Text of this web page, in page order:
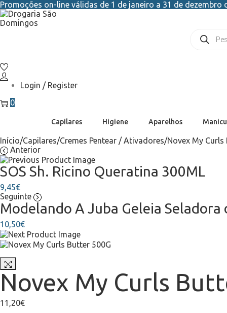
Promoções on-line válidas de 1 de janeiro a 31 de
Login / Register
0
Capilares Higiene Aparelhos
Início/Capilares/Cremes Pentear / Ativadores/Novex My Curls
Anterior
SOS Sh. Ricino Queratina 300ML
9,45€
Seguinte
Modelando A Juba Geleia
10,50€
Novex My Curls
11,20€